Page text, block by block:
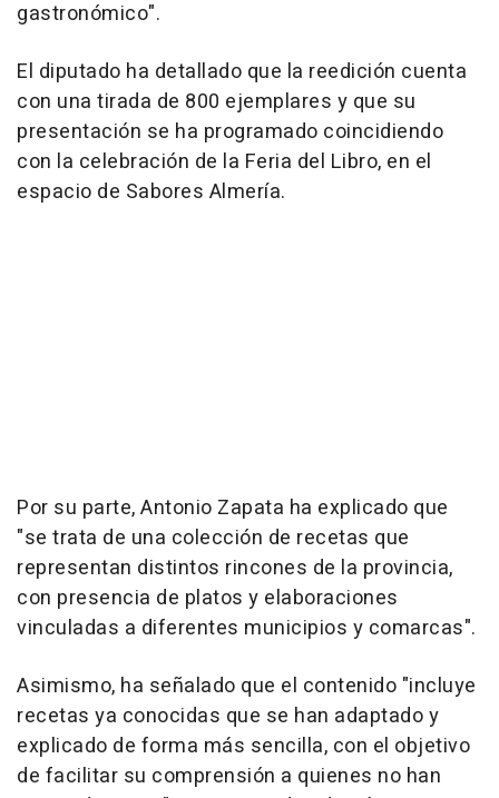
gastronómico".
El diputado ha detallado que la reedición cuenta
con una tirada de 800 ejemplares y que su
presentación se ha programado coincidiendo
con la celebración de la Feria del Libro, en el
espacio de Sabores Almería.
Por su parte, Antonio Zapata ha explicado que
"se trata de una colección de recetas que
representan distintos rincones de la provincia,
con presencia de platos y elaboraciones
vinculadas a diferentes municipios y comarcas".
Asimismo, ha señalado que el contenido "incluye
recetas ya conocidas que se han adaptado y
explicado de forma más sencilla, con el objetivo
de facilitar su comprensión a quienes no han